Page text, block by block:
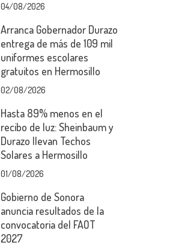
04/08/2026
Arranca Gobernador Durazo
entrega de más de 109 mil
uniformes escolares
gratuitos en Hermosillo
02/08/2026
Hasta 89% menos en el
recibo de luz: Sheinbaum y
Durazo llevan Techos
Solares a Hermosillo
01/08/2026
Gobierno de Sonora
anuncia resultados de la
convocatoria del FAOT
2027